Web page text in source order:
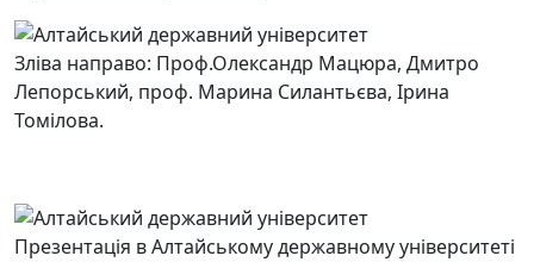
Зліва направо: Проф.Олександр Мацюра, Дмитро
Лепорський, проф. Марина Силантьєва, Ірина
Томілова.
Презентація в Алтайському державному університеті